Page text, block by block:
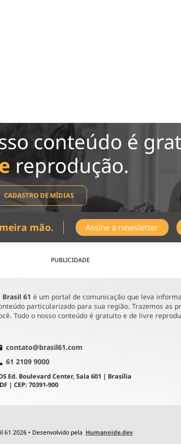
conteúdo é
reprodução.
CADASTRO DE MÍDIAS
mão. Assine a newsletter
PUBLICIDADE
Brasil 61 é um portal de comunicação que leva
particularizado para sua região. Trazemos as
Todo o nosso conteúdo é gratuito e de livre
contato@brasil61.com
61 2109 9000
Ed. Boulevard Center, Sala 601 | Brasília
| CEP: 70391-900
61 2026 • Desenvolvido pela Humanoide.dev